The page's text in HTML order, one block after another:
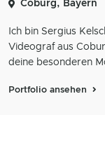
Coburg, Bayern
Ich bin Sergius
Videograf aus
deine besonderen
Portfolio ansehen